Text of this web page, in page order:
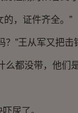
的，证件齐全。”
”王从军又把击
都没带，他们是
尿了。